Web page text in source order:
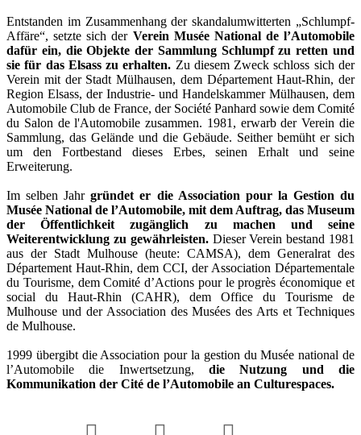
Entstanden im Zusammenhang der skandalumwitterten „Schlumpf-
Affäre“, setzte sich der Verein Musée National de l’Automobile
dafür ein, die Objekte der Sammlung Schlumpf zu retten und
sie für das Elsass zu erhalten. Zu diesem Zweck schloss sich der
Verein mit der Stadt Mülhausen, dem Département Haut-Rhin, der
Region Elsass, der Industrie- und Handelskammer Mülhausen, dem
Automobile Club de France, der Société Panhard sowie dem Comité
du Salon de l'Automobile zusammen. 1981, erwarb der Verein die
Sammlung, das Gelände und die Gebäude. Seither bemüht er sich
um den Fortbestand dieses Erbes, seinen Erhalt und seine
Erweiterung.
Im selben Jahrgründet er die Association pour la Gestion du
Musée National de l’Automobile, mit dem Auftrag, das Museum
der Öffentlichkeit zugänglich zu machen und seine
Weiterentwicklung zu gewährleisten.Dieser Verein bestand 1981
aus der Stadt Mulhouse (heute: CAMSA), dem Generalrat des
Département Haut-Rhin, dem CCI, der Association Départementale
du Tourisme, dem Comité d’Actions pour le progrès économique et
social du Haut-Rhin (CAHR), dem Office du Tourisme de
Mulhouse und der Association des Musées des Arts et Techniques
de Mulhouse.
1999 übergibt die Association pour la gestion du Musée national de
l’Automobile die Inwertsetzung, die Nutzung und die
Kommunikation der Cité de l’Automobile an Culturespaces.